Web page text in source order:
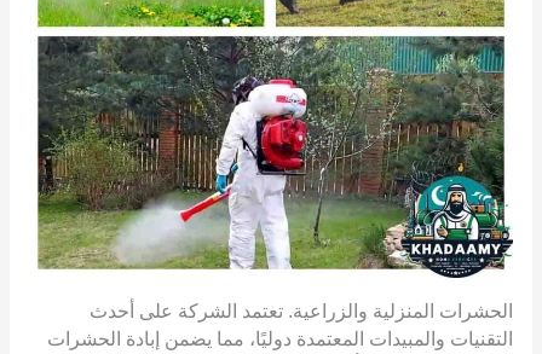
الحشرات المنزلية والزراعية. تعتمد الشركة على أحدث
التقنيات والمبيدات المعتمدة دوليًا، مما يضمن إبادة الحشرات